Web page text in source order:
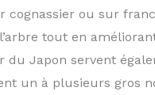
cognassier ou sur
tout en
du Japon servent
un à plusieurs gros